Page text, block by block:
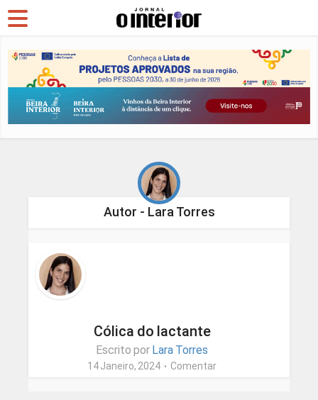
Autor - Lara Torres
Cólica do lactante
Escrito por Lara Torres
14 Janeiro, 2024 Comentar